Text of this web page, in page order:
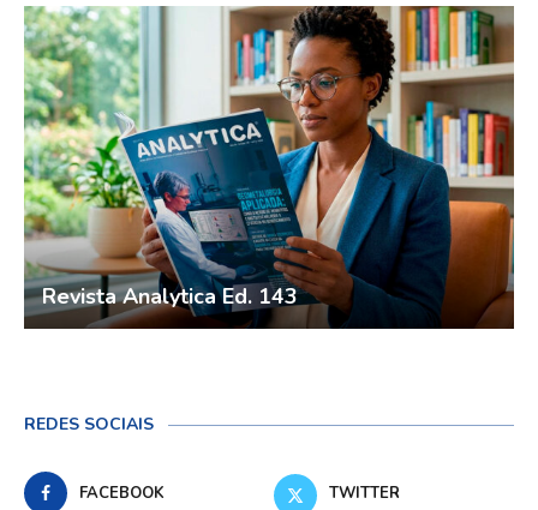
Revista Analytica Ed. 143
REDES SOCIAIS
FACEBOOK TWITTER